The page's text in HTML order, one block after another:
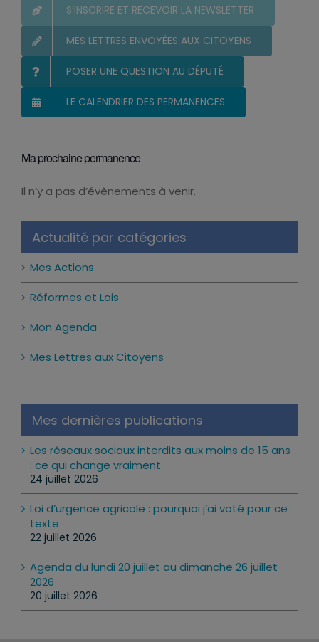
S’INSCRIRE ET RECEVOIR LA NEWSLETTER
MES LETTRES ENVOYÉES AUX CITOYENS
POSER UNE QUESTION AU DÉPUTÉ
LE CALENDRIER DES PERMANENCES
Ma prochaine permanence
Il n’y a pas d’évènements à venir.
Actualité par catégories
Mes Actions
Réformes et Lois
Mon Agenda
Mes Lettres aux Citoyens
Mes dernières publications
Les réseaux sociaux interdits aux moins de 15 ans
: ce qui change vraiment
24 juillet 2026
Loi d’urgence agricole : pourquoi j’ai voté pour ce
texte
22 juillet 2026
Agenda du lundi 20 juillet au dimanche 26 juillet
2026
20 juillet 2026